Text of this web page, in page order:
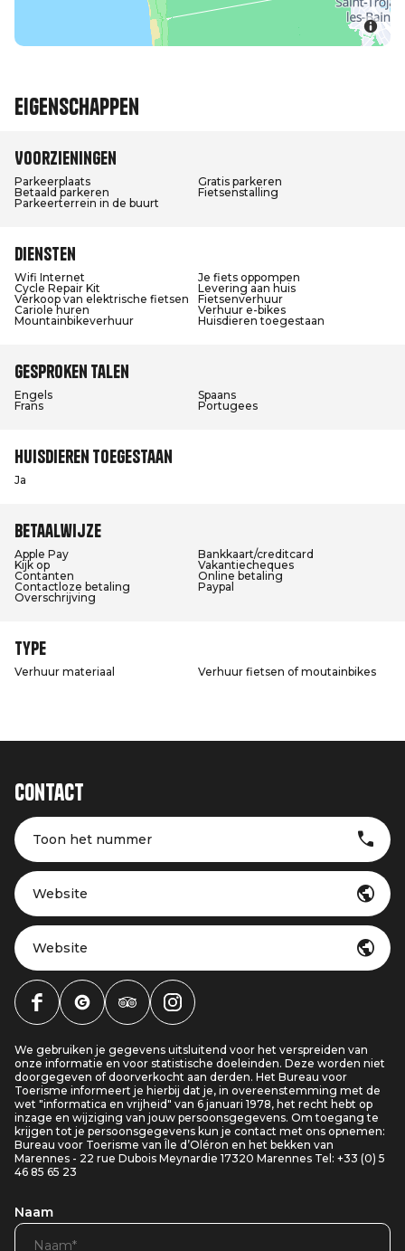
Eigenschappen
Voorzieningen
Parkeerplaats
Gratis parkeren
Betaald parkeren
Fietsenstalling
Parkeerterrein in de buurt
Diensten
Wifi Internet
Je fiets oppompen
Cycle Repair Kit
Levering aan huis
Verkoop van elektrische fietsen
Fietsenverhuur
Cariole huren
Verhuur e-bikes
Mountainbikeverhuur
Huisdieren toegestaan
Gesproken talen
Engels
Spaans
Frans
Portugees
Huisdieren toegestaan
Ja
Betaalwijze
Apple Pay
Bankkaart/creditcard
Kijk op
Vakantiecheques
Contanten
Online betaling
Contactloze betaling
Paypal
Overschrijving
Type
Verhuur materiaal Verhuur fietsen of moutainbikes
Contact
Toon het nummer
Website
Website
We gebruiken je gegevens uitsluitend voor het verspreiden van
onze informatie en voor statistische doeleinden. Deze worden niet
doorgegeven of doorverkocht aan derden. Het Bureau voor
Toerisme informeert je hierbij dat je, in overeenstemming met de
wet "informatica en vrijheid" van 6 januari 1978, het recht hebt op
inzage en wijziging van jouw persoonsgegevens. Om toegang te
krijgen tot je persoonsgegevens kun je contact met ons opnemen:
Bureau voor Toerisme van Île d’Oléron en het bekken van
Marennes - 22 rue Dubois Meynardie 17320 Marennes Tel: +33 (0) 5
46 85 65 23
Naam